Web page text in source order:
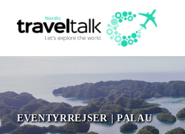
EVENTYRREJSER|PALAU